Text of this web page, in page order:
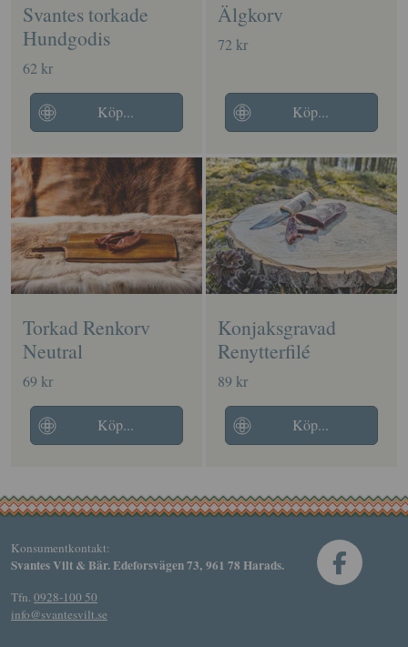
Svantes torkade
Hundgodis
62 kr
Köp...
Älgkorv
72 kr
Köp...
Torkad Renkorv
Neutral
69 kr
Köp...
Konjaksgravad
Renytterfilé
89 kr
Köp...
Konsumentkontakt:
Svantes Vilt & Bär. Edeforsvägen 73, 961 78 Harads.
Tfn. 0928-100 50
info@svantesvilt.se